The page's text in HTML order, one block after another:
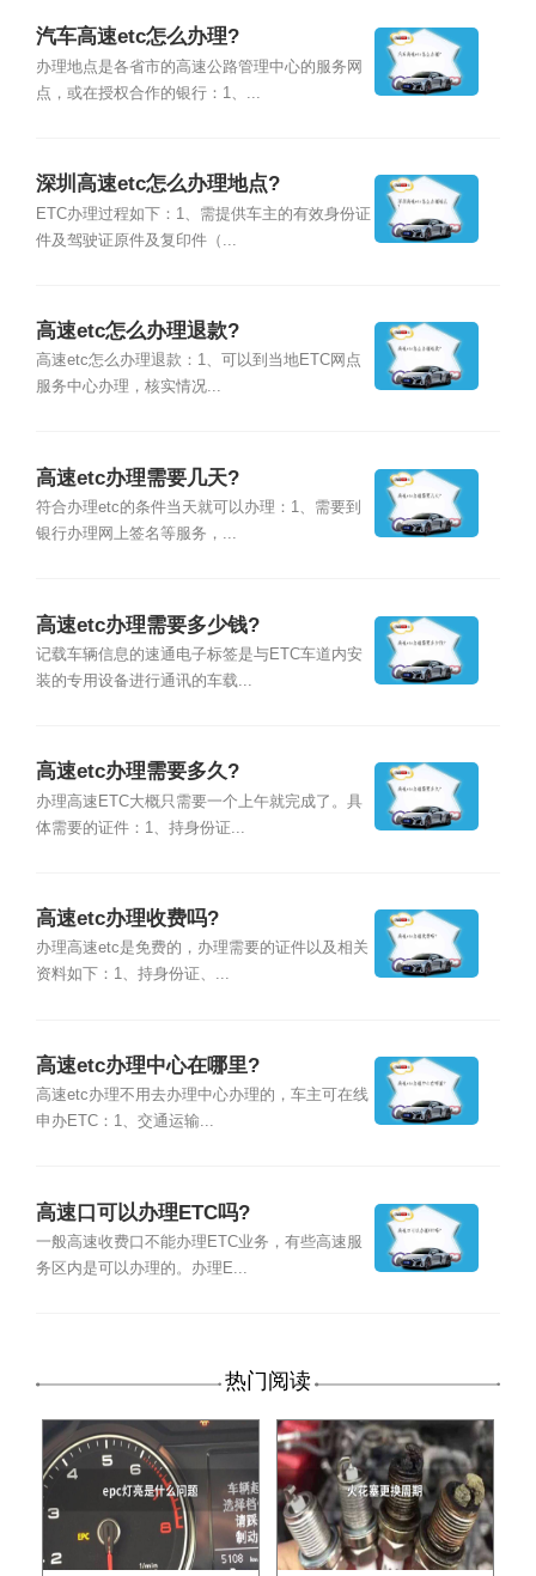
汽车高速etc怎么办理?
办理地点是各省市的高速公路管理中心的服务网
点，或在授权合作的银行：1、...
深圳高速etc怎么办理地点?
ETC办理过程如下：1、需提供车主的有效身份证
件及驾驶证原件及复印件（...
高速etc怎么办理退款?
高速etc怎么办理退款：1、可以到当地ETC网点
服务中心办理，核实情况...
高速etc办理需要几天?
符合办理etc的条件当天就可以办理：1、需要到
银行办理网上签名等服务，...
高速etc办理需要多少钱?
记载车辆信息的速通电子标签是与ETC车道内安
装的专用设备进行通讯的车载...
高速etc办理需要多久?
办理高速ETC大概只需要一个上午就完成了。具
体需要的证件：1、持身份证...
高速etc办理收费吗?
办理高速etc是免费的，办理需要的证件以及相关
资料如下：1、持身份证、...
高速etc办理中心在哪里?
高速etc办理不用去办理中心办理的，车主可在线
申办ETC：1、交通运输...
高速口可以办理ETC吗?
一般高速收费口不能办理ETC业务，有些高速服
务区内是可以办理的。办理E...
热门阅读